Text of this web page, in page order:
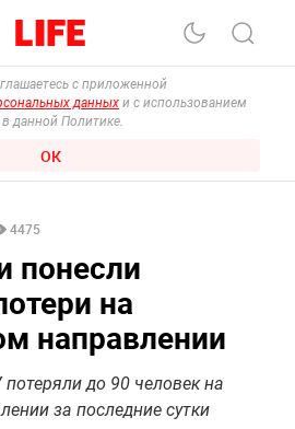
с приложенной
данных и с использованием
данной Политике.
ОК
4475
понесли
на
направлении
до 90 человек на
за последние сутки